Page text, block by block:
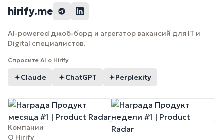
hirify.me
AI-powered джоб-борд и агрегатор вакансий для IT и
Digital специалистов.
Спросите AI о Hirify
Claude ChatGPT Perplexity
Компании
О Hirify